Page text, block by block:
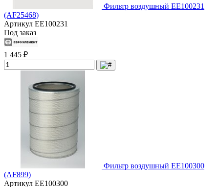
Фильтр воздушный EE100231
(AF25468)
Артикул EE100231
Под заказ
1 445 ₽
Фильтр воздушный EE100300
(AF899)
Артикул EE100300